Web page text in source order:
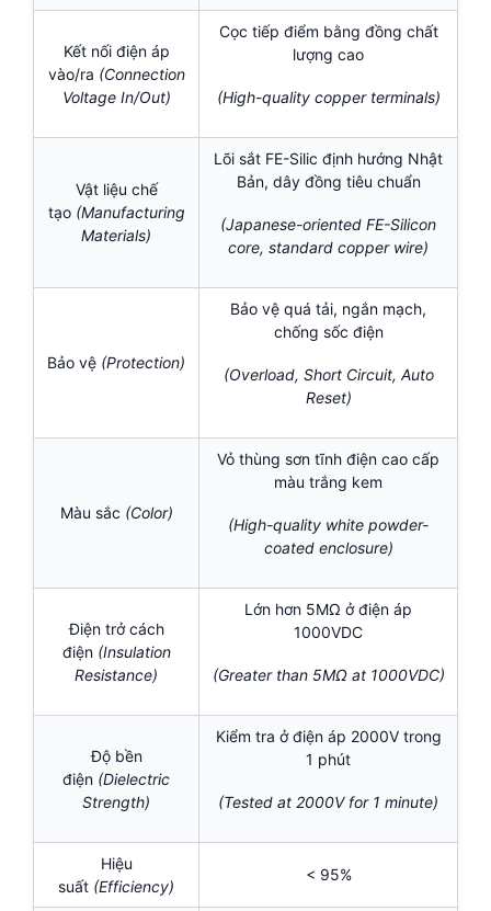
Kết nối điện áp
vào/ra (Connection
Voltage In/Out)
Cọc tiếp điểm bằng đồng chất
lượng cao
(High-quality copper terminals)
Vật liệu chế
tạo (Manufacturing
Materials)
Lõi sắt FE-Silic định hướng Nhật
Bản, dây đồng tiêu chuẩn
(Japanese-oriented FE-Silicon
core, standard copper wire)
Bảo vệ (Protection)
Bảo vệ quá tải, ngắn mạch,
chống sốc điện
(Overload, Short Circuit, Auto
Reset)
Màu sắc (Color)
Vỏ thùng sơn tĩnh điện cao cấp
màu trắng kem
(High-quality white powder-
coated enclosure)
Điện trở cách
điện(Insulation
Resistance)
Lớn hơn 5MΩ ở điện áp
1000VDC
(Greater than 5MΩ at 1000VDC)
Độ bền
điện (Dielectric
Strength)
Kiểm tra ở điện áp 2000V trong
1 phút
(Tested at 2000V for 1 minute)
Hiệu
suất (Efficiency)
< 95%